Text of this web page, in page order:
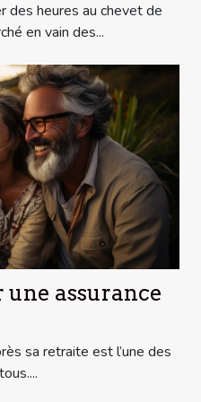
des heures au chevet de
en vain des...
assurance
sa retraite est l’une des